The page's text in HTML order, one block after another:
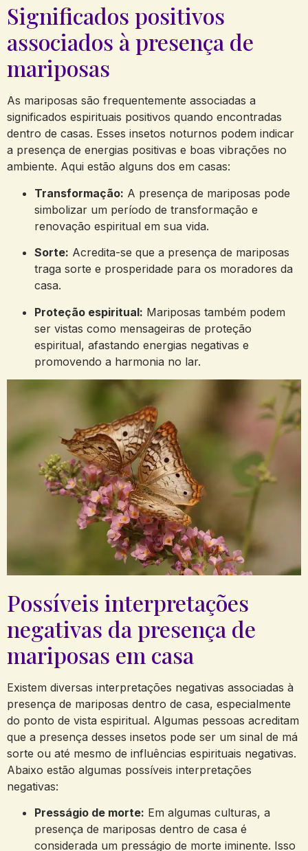
Significados positivos
associados à presença de
mariposas
As mariposas são frequentemente associadas a
significados espirituais positivos quando encontradas
dentro de casas. Esses insetos noturnos podem indicar
a presença de energias positivas e boas vibrações no
ambiente. Aqui estão alguns dos em casas:
Transformação: A presença de mariposas pode
simbolizar um período de transformação e
renovação espiritual em sua vida.
Sorte: Acredita-se que a presença de mariposas
traga sorte e prosperidade para os moradores da
casa.
Proteção espiritual: Mariposas também podem
ser vistas como mensageiras de proteção
espiritual, afastando energias negativas e
promovendo a harmonia no lar.
Possíveis interpretações
negativas da presença de
mariposas em casa
Existem diversas interpretações negativas associadas à
presença de mariposas dentro de casa, especialmente
do ponto de vista espiritual. Algumas pessoas acreditam
que a presença desses insetos pode ser um sinal de má
sorte ou até mesmo de influências espirituais negativas.
Abaixo estão algumas possíveis interpretações
negativas:
Presságio de morte: Em algumas culturas, a
presença de mariposas dentro de casa é
considerada um presságio de morte iminente. Isso